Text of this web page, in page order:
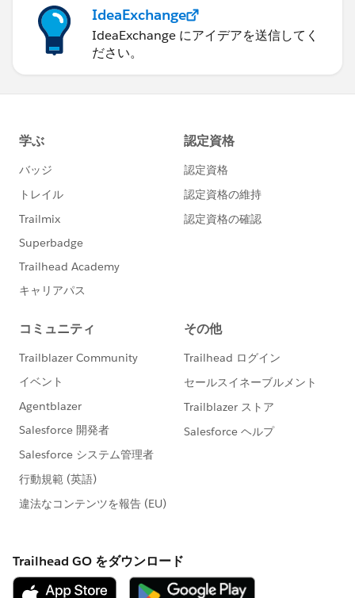
IdeaExchange
IdeaExchange にアイデアを送信してく
ださい。